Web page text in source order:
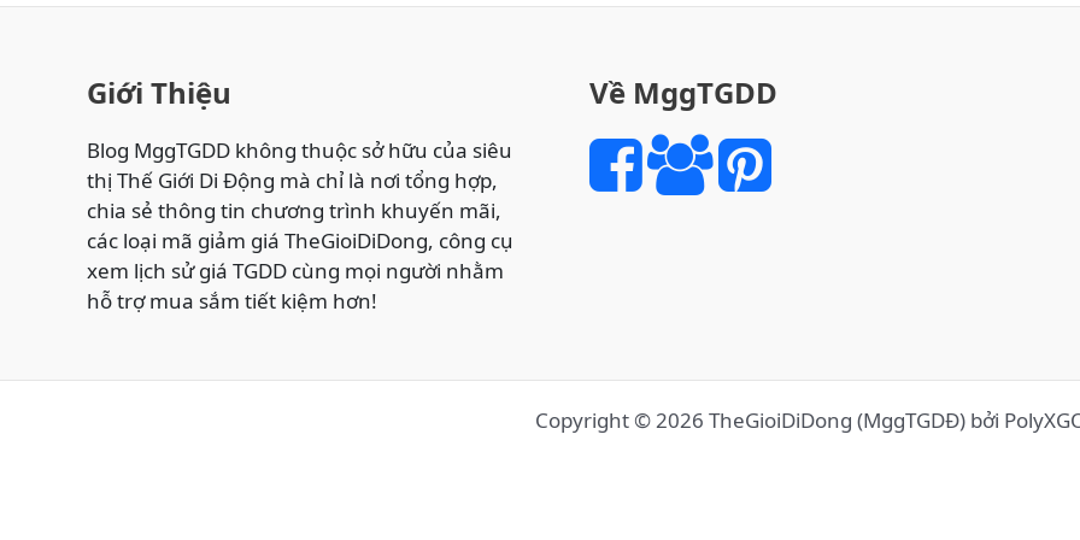
ONLINE
GIÁ
RẺ
NHẤT
VIETTEL,
MOBI,
VINA
TẠI
DI
Giới Thiệu
Blog MggTGDD không thuộc sở hữu của siêu
thị Thế Giới Di Động mà chỉ là nơi tổng hợp,
chia sẻ thông tin chương trình khuyến mãi,
các loại mã giảm giá TheGioiDiDong, công cụ
xem lịch sử giá TGDD cùng mọi người nhằm
hỗ trợ mua sắm tiết kiệm hơn!
Về MggTGDD
Copyright © 2026 TheGioiDiDong (MggTGDĐ) bởi